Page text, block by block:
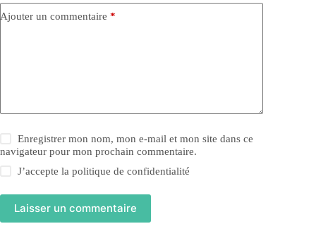
Ajouter un commentaire *
Enregistrer mon nom, mon e-mail et mon site dans ce
navigateur pour mon prochain commentaire.
J’accepte lapolitique de confidentialité
Laisser un commentaire